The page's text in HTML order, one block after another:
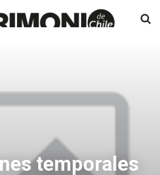
temporales